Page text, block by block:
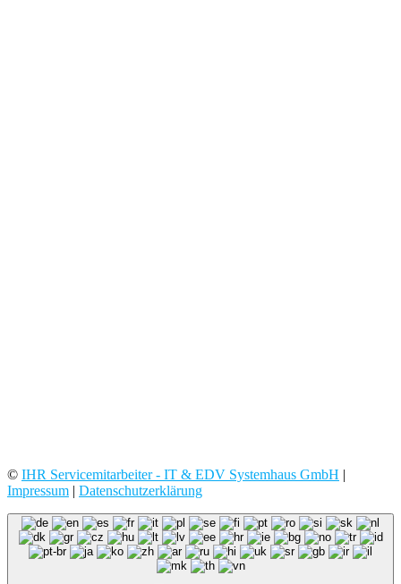
© IHR Servicemitarbeiter - IT & EDV Systemhaus GmbH |
Impressum | Datenschutzerklärung